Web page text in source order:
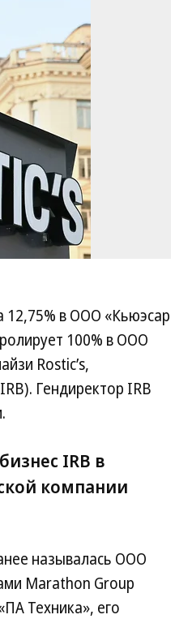
12,75% в ООО «Кьюэсар
100% в ООО
Rostic’s,
Гендиректор IRB
IRB в
компании
называлась ООО
Marathon Group
Техника», его